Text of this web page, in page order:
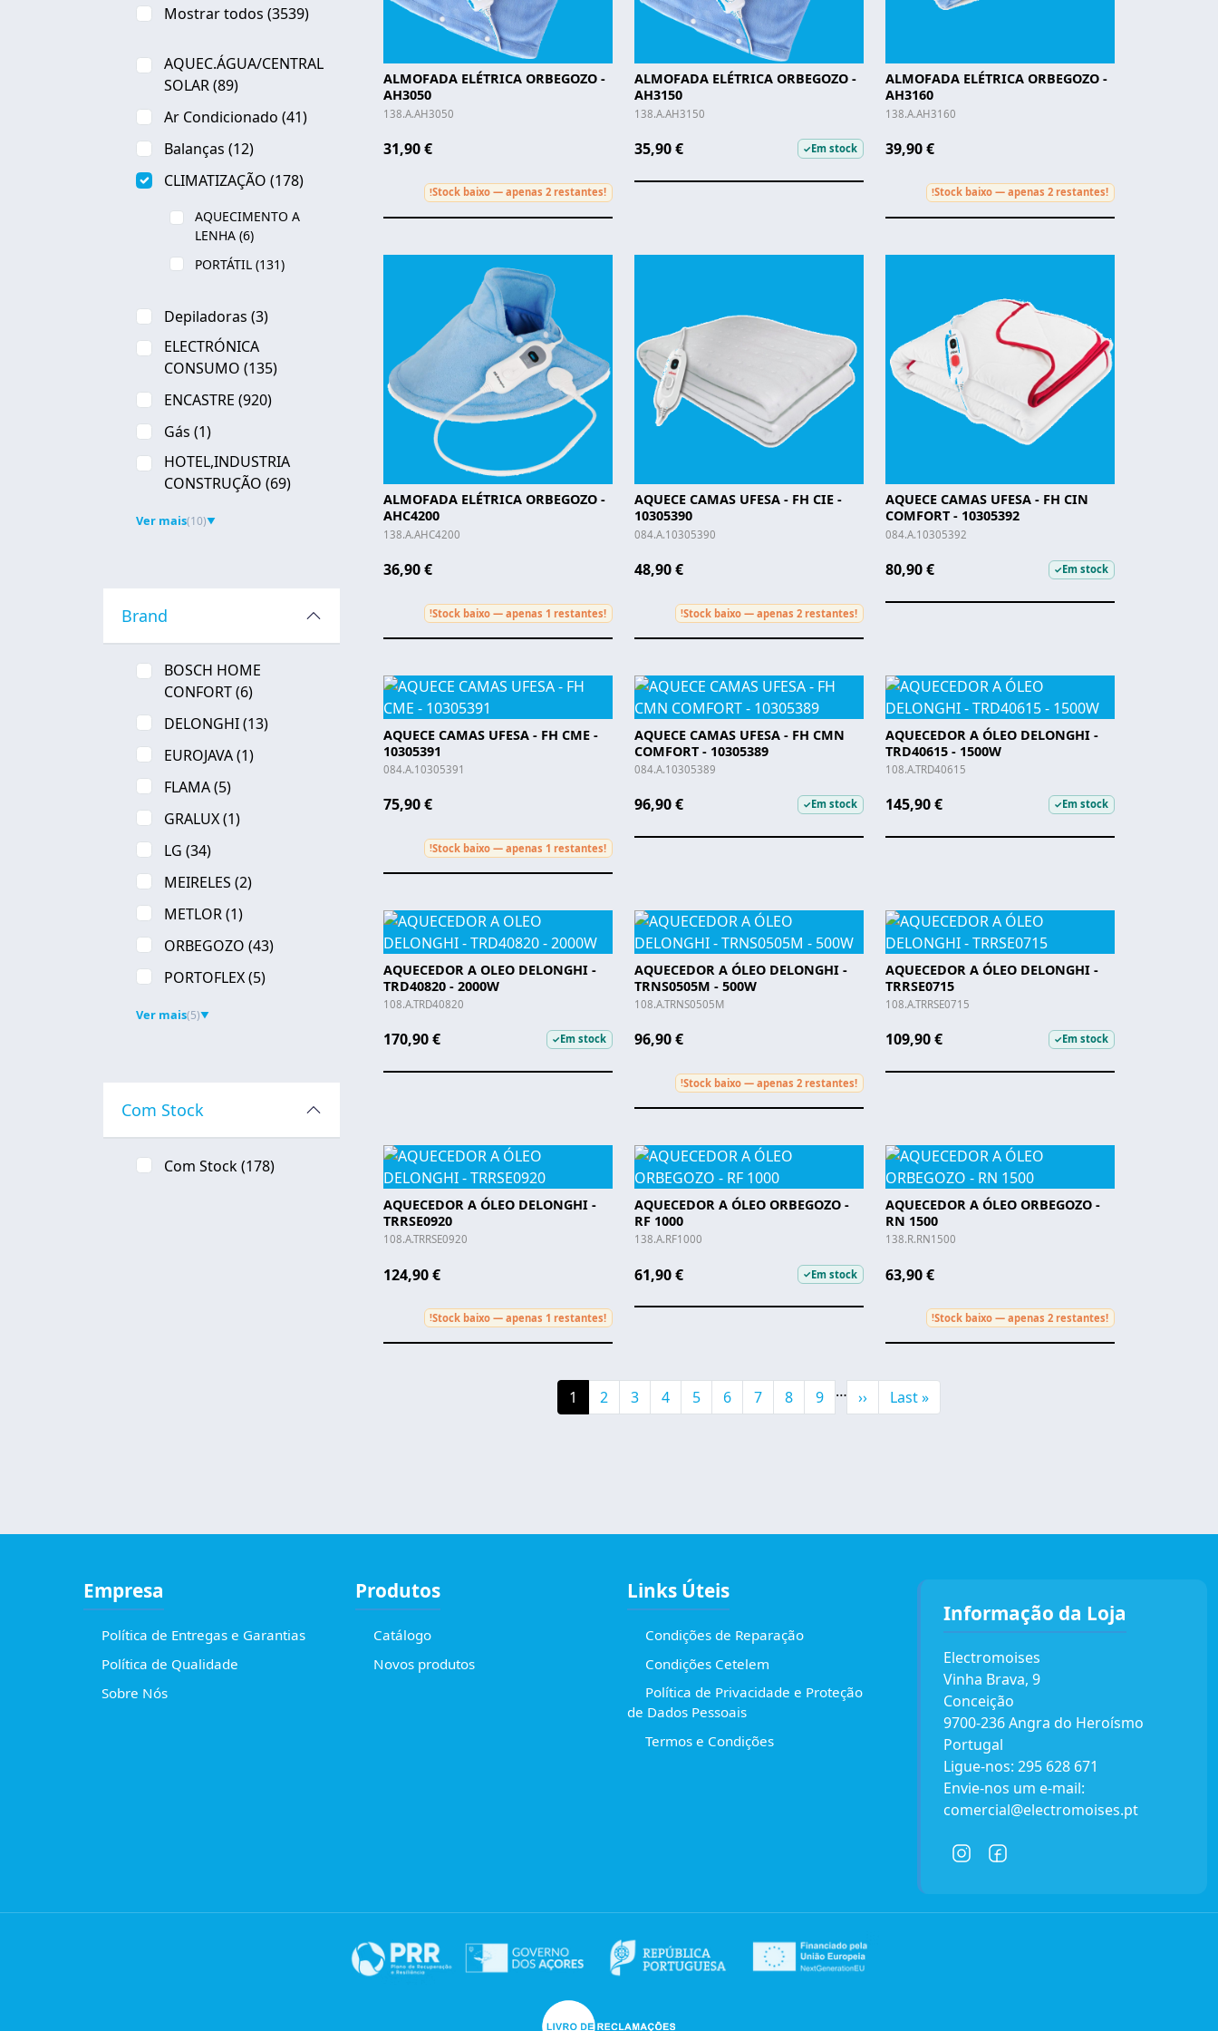
ALMOFADA ELÉTRICA ORBEGOZO -
AH3050
138.A.AH3050
31,90 €
!Stock baixo — apenas 2 restantes!
ALMOFADA ELÉTRICA ORBEGOZO -
AH3150
138.A.AH3150
35,90 € ✓Em stock
ALMOFADA ELÉTRICA ORBEGOZO -
AH3160
138.A.AH3160
39,90 €
!Stock baixo — apenas 2 restantes!
ALMOFADA ELÉTRICA ORBEGOZO -
AHC4200
138.A.AHC4200
36,90 €
!Stock baixo — apenas 1 restantes!
AQUECE CAMAS UFESA - FH CIE -
10305390
084.A.10305390
48,90 €
!Stock baixo — apenas 2 restantes!
AQUECE CAMAS UFESA - FH CIN
COMFORT - 10305392
084.A.10305392
80,90 € ✓Em stock
AQUECE CAMAS UFESA - FH CME -
10305391
084.A.10305391
75,90 €
!Stock baixo — apenas 1 restantes!
AQUECE CAMAS UFESA - FH CMN
COMFORT - 10305389
084.A.10305389
96,90 € ✓Em stock
AQUECEDOR A ÓLEO DELONGHI -
TRD40615 - 1500W
108.A.TRD40615
145,90 € ✓Em stock
AQUECEDOR A OLEO DELONGHI -
TRD40820 - 2000W
108.A.TRD40820
170,90 € ✓Em stock
AQUECEDOR A ÓLEO DELONGHI -
TRNS0505M - 500W
108.A.TRNS0505M
96,90 €
!Stock baixo — apenas 2 restantes!
AQUECEDOR A ÓLEO DELONGHI -
TRRSE0715
108.A.TRRSE0715
109,90 € ✓Em stock
AQUECEDOR A ÓLEO DELONGHI -
TRRSE0920
108.A.TRRSE0920
124,90 €
!Stock baixo — apenas 1 restantes!
AQUECEDOR A ÓLEO ORBEGOZO -
RF 1000
138.A.RF1000
61,90 € ✓Em stock
AQUECEDOR A ÓLEO ORBEGOZO -
RN 1500
138.R.RN1500
63,90 €
!Stock baixo — apenas 2 restantes!
Current page
1 Page
2 Page
3 Page
4 Page
5 Page
6 Page
7 Page
8 Page
9 … Next page
›› Última página
Last »
Mostrar todos (3539)
AQUEC.ÁGUA/CENTRAL
SOLAR(89)
Ar Condicionado (41)
Balanças (12)
CLIMATIZAÇÃO (178)
AQUECIMENTO A
LENHA (6)
PORTÁTIL (131)
Depiladoras (3)
ELECTRÓNICA
CONSUMO (135)
ENCASTRE (920)
Gás (1)
HOTEL,INDUSTRIA
CONSTRUÇÃO (69)
Ver mais(10)▼
Brand
BOSCH HOME
CONFORT(6)
DELONGHI(13)
EUROJAVA(1)
FLAMA(5)
GRALUX(1)
LG (34)
MEIRELES (2)
METLOR(1)
ORBEGOZO (43)
PORTOFLEX(5)
Ver mais(5)▼
Com Stock
Com Stock(178)
Empresa
Política de Entregas e Garantias
Política de Qualidade
Sobre Nós
Produtos
Catálogo
Novos produtos
Links Úteis
Condições de Reparação
Condições Cetelem
Política de Privacidade e Proteção
de Dados Pessoais
Termos e Condições
Informação da Loja
Electromoises
Vinha Brava, 9
Conceição
9700-236 Angra do Heroísmo
Portugal
Ligue-nos: 295 628 671
Envie-nos um e-mail:
comercial@electromoises.pt